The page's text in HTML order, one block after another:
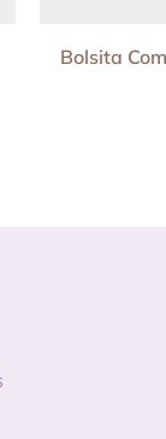
Bolsita